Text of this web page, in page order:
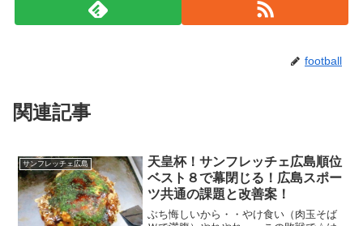
football
関連記事
サンフレッチェ広島
天皇杯！サンフレッチェ広島順位
ベスト８で幕閉じる！広島スポー
ツ共通の課題と改善案！
ぶち悔しいから・・やけ食い（肉玉そば